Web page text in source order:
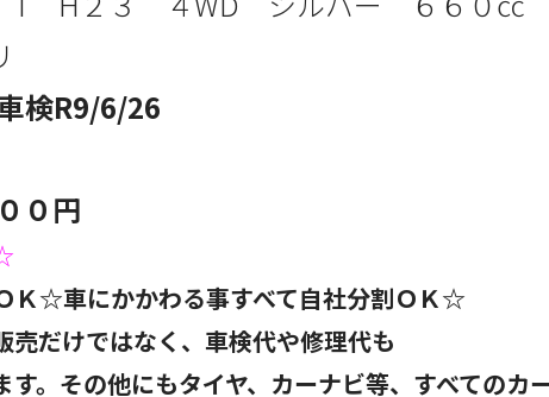
R9/6/26
０円
Ｋ☆車にかかわる事すべて自社分割ＯＫ☆
売だけではなく、車検代や修理代も
す。その他にもタイヤ、カーナビ等、すべてのカ